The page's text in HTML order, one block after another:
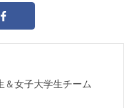
＆女子大学生チーム